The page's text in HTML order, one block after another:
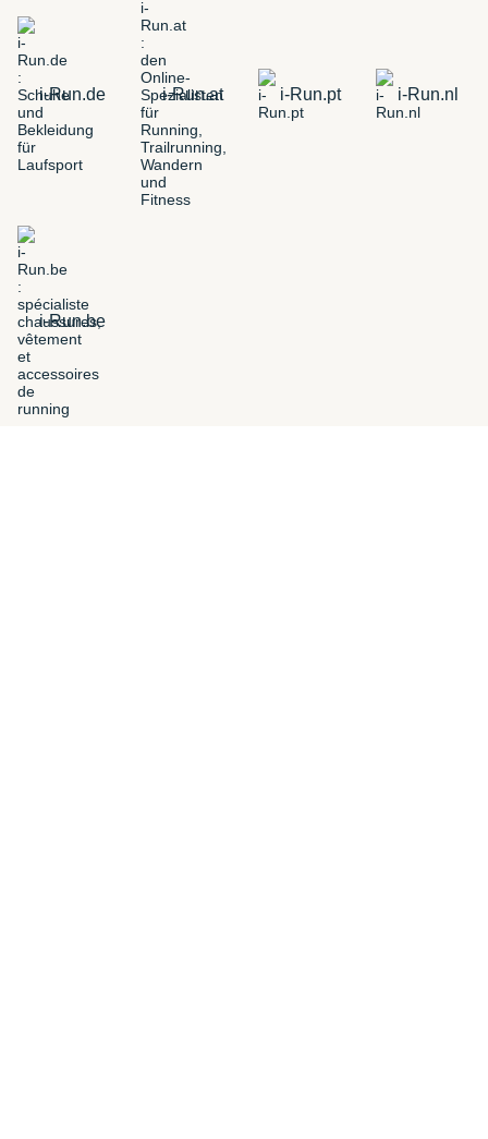
i-Run.de i-Run.at i-Run.pt i-Run.nl
i-Run.be